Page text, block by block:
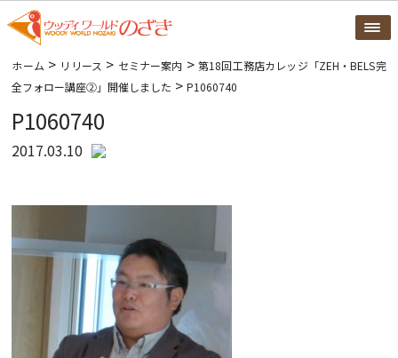
ホーム > リリース > セミナー案内 > 第18回工務店カレッジ「ZEH・BELS完
全フォロー講座②」開催しました >P1060740
P1060740
2017.03.10